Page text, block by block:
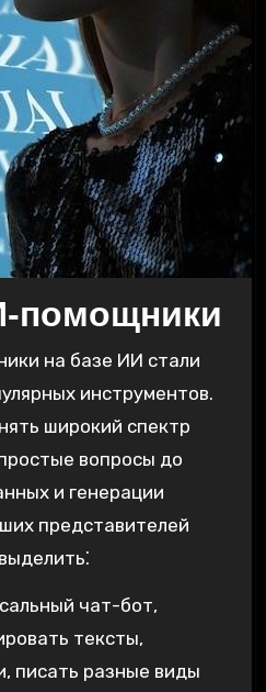
помощники
на базе ИИ стали
инструментов.
широкий спектр
вопросы до
и генерации
представителей
чат-бот,
тексты,
писать разные виды